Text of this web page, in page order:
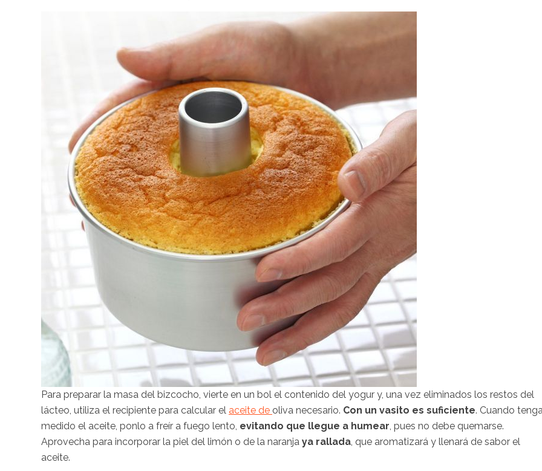
Para preparar la masa del bizcocho, vierte en un bol el contenido del yogur y, una vez eliminados los restos del
lácteo, utiliza el recipiente para calcular el aceite de oliva necesario. Con un vasito es suficiente. Cuando
medido el aceite, ponlo a freír a fuego lento, evitando que llegue a humear , pues no debe quemarse.
Aprovecha para incorporar la piel del limón o de la naranja ya rallada , que aromatizará y llenará de sabor el
aceite.